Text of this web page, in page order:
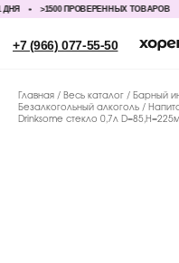
>1500 ПРОВЕРЕННЫХ ТОВАРОВ
Главная Весь каталог Барный
Безалкогольный алкоголь
Drinksome стекло 0,7л